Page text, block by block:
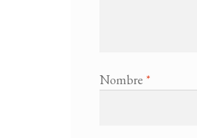
Nombre *